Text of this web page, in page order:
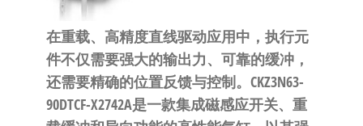
在重载、高精度直线驱动应用中，执行元
件不仅需要强大的输出力、可靠的缓冲，
还需要精确的位置反馈与控制。CKZ3N63-
90DTCF-X2742A是一款集成磁感应开关、重